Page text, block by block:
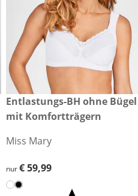
€ 59,99
Entlastungs-BH ohne Bügel
mit Komfortträgern
Miss Mary
€ 59,99
nur€ 59,99